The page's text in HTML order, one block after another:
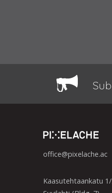
office@pixelache.ac
Kaasutehtaankatu 1/